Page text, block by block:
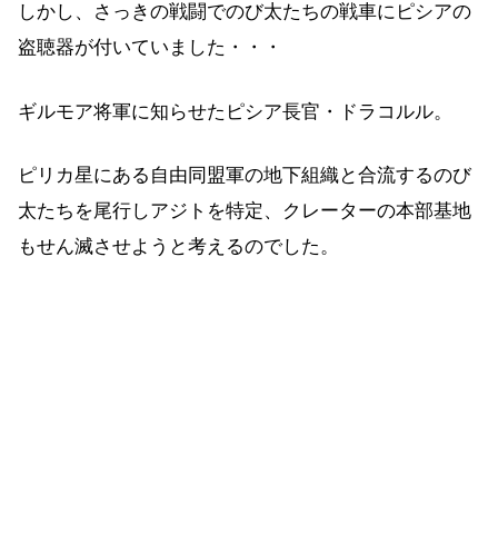
しかし、さっきの戦闘でのび太たちの戦車にピシアの
盗聴器が付いていました・・・
ギルモア将軍に知らせたピシア長官・ドラコルル。
ピリカ星にある自由同盟軍の地下組織と合流するのび
太たちを尾行しアジトを特定、クレーターの本部基地
もせん滅させようと考えるのでした。